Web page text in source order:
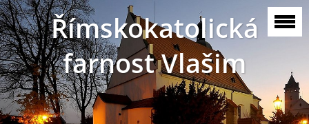
Římskokatolická
farnost Vlašim